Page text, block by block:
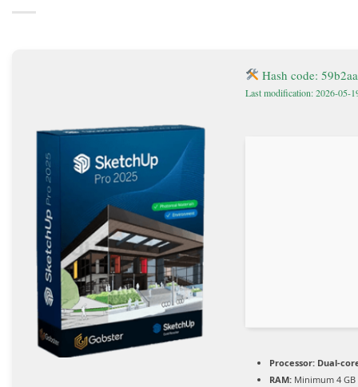
Hash code:
Last modification: 2026-05-
Processor: Dual-
RAM: Minimum 4 GB